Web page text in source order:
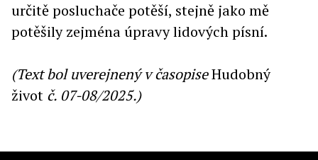
určitě posluchače potěší, stejně jako mě
potěšily zejména úpravy lidových písní.
(Text bol uverejnený v časopiseHudobný
život č. 07-08/2025.)